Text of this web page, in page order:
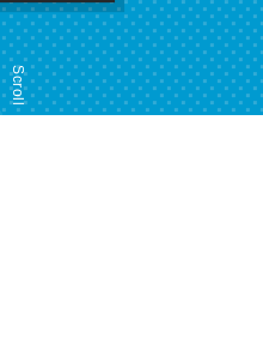
Scroll
ーなんだろうなと凄く思
もお勧め。自分はこの流
Covid hit. Shit.
ラーズ・ヌートバー